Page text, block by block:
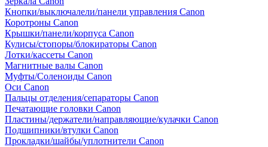
Кнопки/выключалели/панели управления Canon
Коротроны Canon
Крышки/панели/корпуса Canon
Кулисы/стопоры/блокираторы Canon
Лотки/кассеты Canon
Магнитные валы Canon
Муфты/Соленоиды Canon
Оси Canon
Пальцы отделения/сепараторы Canon
Печатающие головки Canon
Пластины/держатели/направляющие/кулачки Canon
Подшипники/втулки Canon
Прокладки/шайбы/уплотнители Canon